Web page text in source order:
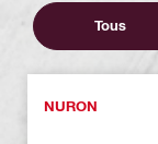
Tous
NURON